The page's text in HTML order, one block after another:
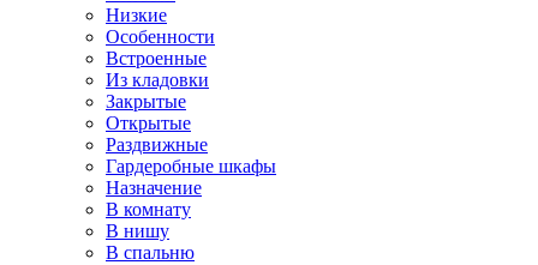
Низкие
Особенности
Встроенные
Из кладовки
Закрытые
Открытые
Раздвижные
Гардеробные шкафы
Назначение
В комнату
В нишу
В спальню